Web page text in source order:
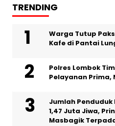
TRENDING
Warga Tutup
Kafe di Pantai
Polres Lombok
Pelayanan Prima,
Jumlah Penduduk
1,47 Juta Jiwa,
Masbagik